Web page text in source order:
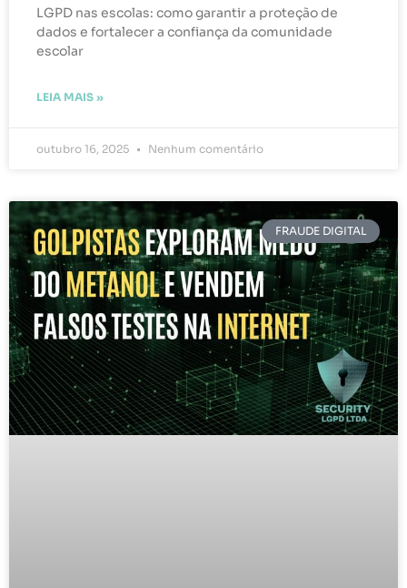
LGPD nas escolas: como garantir a proteção de
dados e fortalecer a confiança da comunidade
escolar
LEIA MAIS »
outubro 16, 2025 Nenhum comentário
FRAUDE DIGITAL